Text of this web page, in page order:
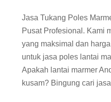
Jasa Tukang Poles
Pusat Profesional. Kami
yang maksimal dan
untuk jasa poles lantai
Apakah lantai marmer
kusam? Bingung cari